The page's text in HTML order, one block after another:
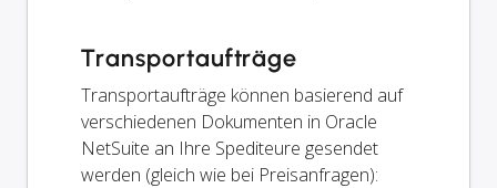
Transportaufträge
Transportaufträge können basierend auf
verschiedenen Dokumenten in Oracle
NetSuite an Ihre Spediteure gesendet
werden (gleich wie bei Preisanfragen):